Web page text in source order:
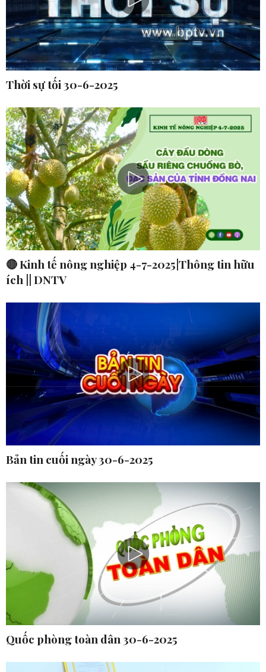
Thời sự tối 30-6-2025
🔴 Kinh tế nông nghiệp 4-7-2025|Thông tin hữu
ích || DNTV
Bản tin cuối ngày 30-6-2025
Quốc phòng toàn dân 30-6-2025